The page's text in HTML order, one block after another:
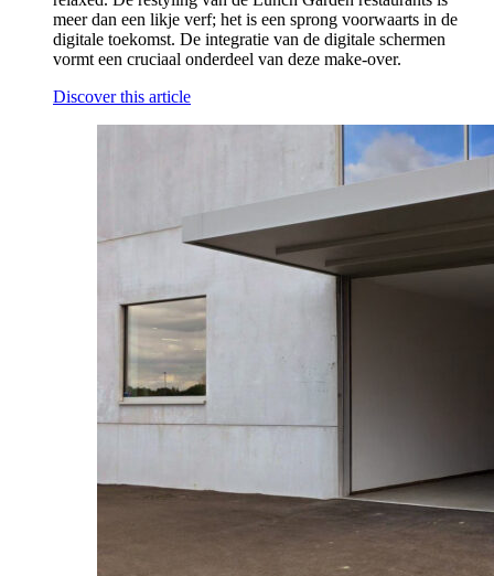
meer dan een likje verf; het is een sprong voorwaarts in de
digitale toekomst. De integratie van de digitale schermen
vormt een cruciaal onderdeel van deze make-over.
Discover this article